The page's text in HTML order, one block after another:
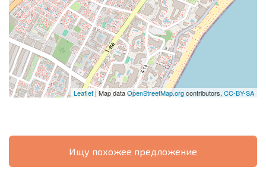
Leaflet| Map dataOpenStreetMap.orgcontributors, CC-BY-SA
Ищу похожее предложение